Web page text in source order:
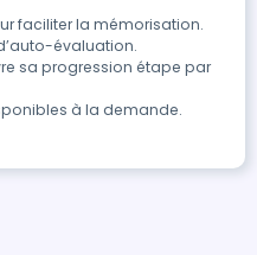
faciliter la mémorisation.
évaluation.
sa progression étape par
à la demande.